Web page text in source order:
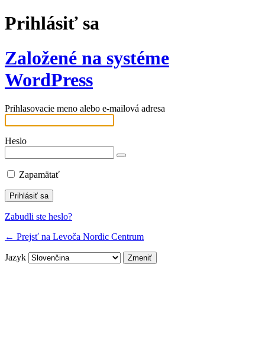
Prihlásiť sa
Založené na systéme
WordPress
Prihlasovacie meno alebo e-mailová adresa
Heslo
Zapamätať
Zabudli ste heslo?
← Prejsť na Levoča Nordic Centrum
Jazyk